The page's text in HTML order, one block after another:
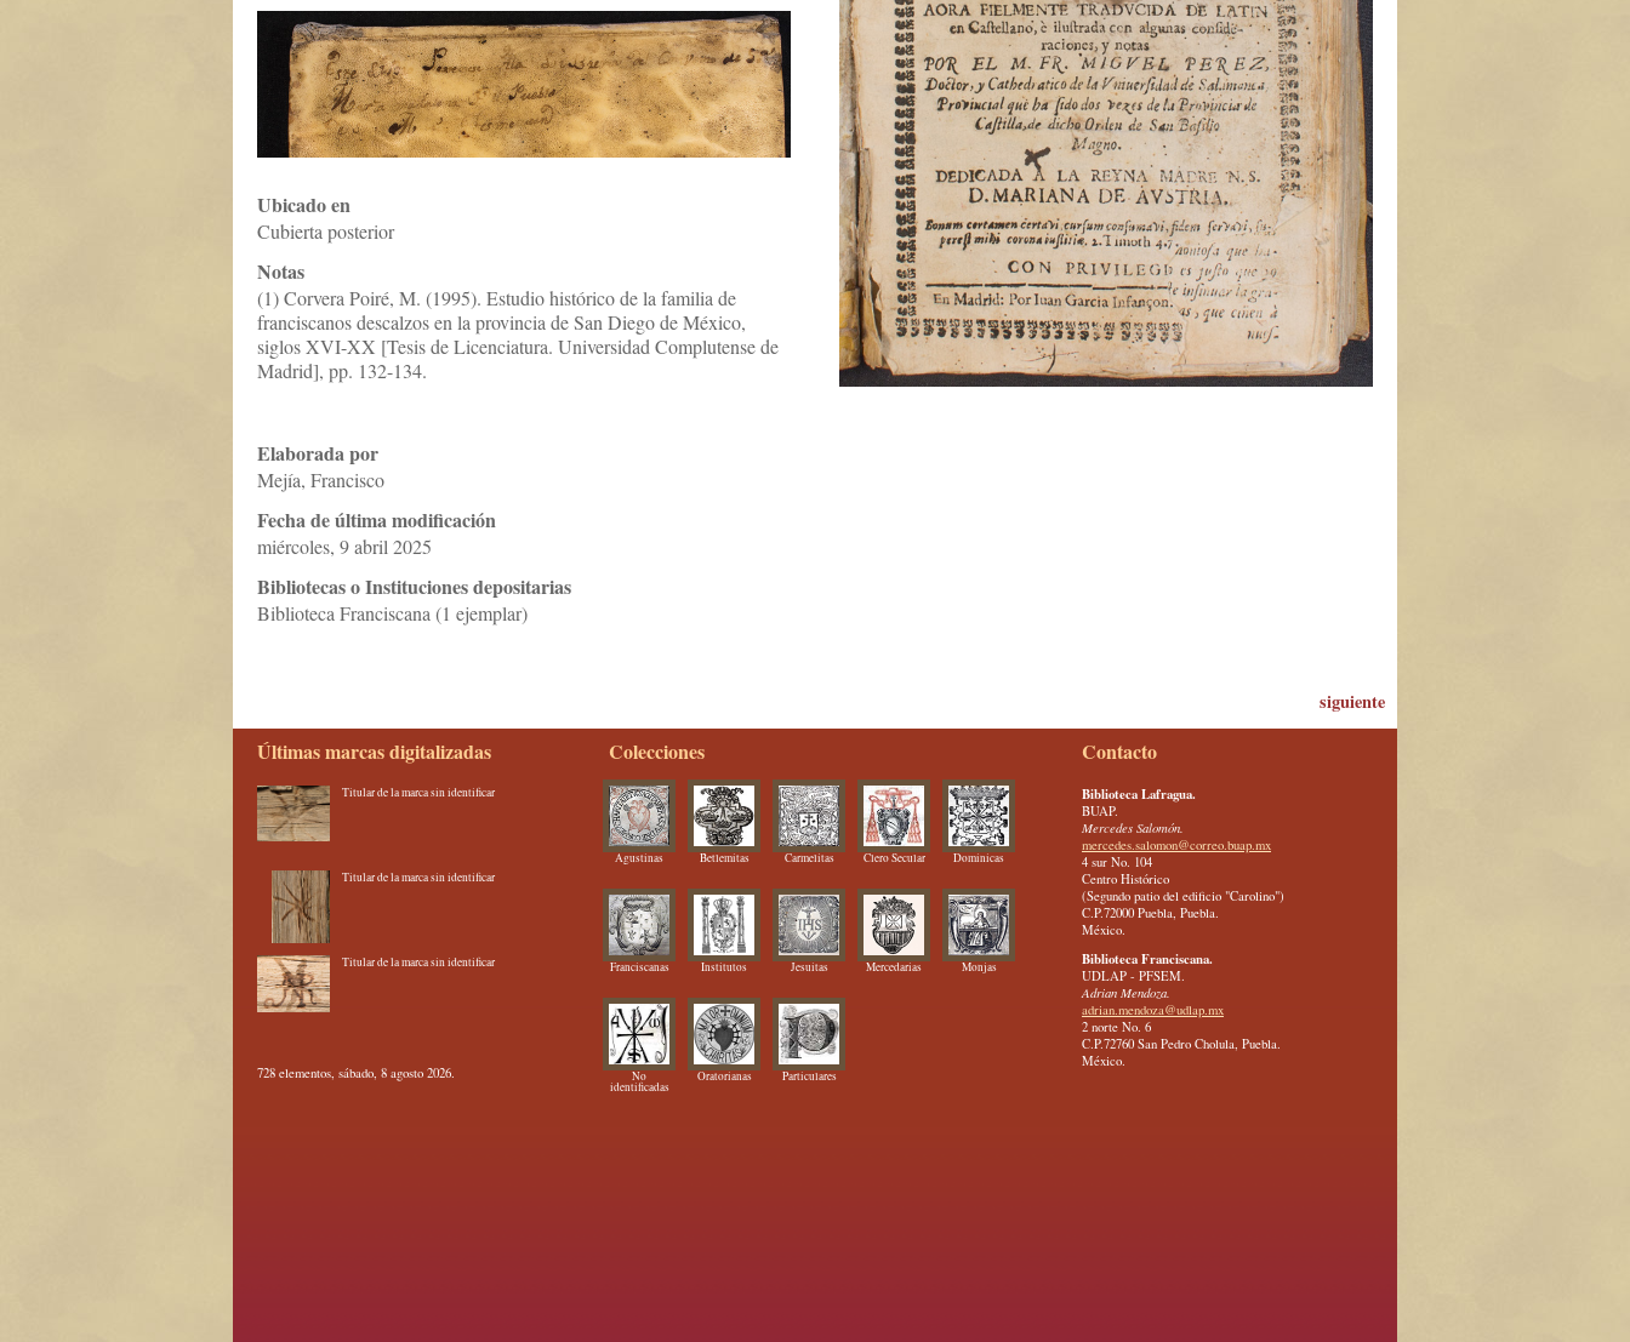
Ubicado en
Cubierta posterior
Notas
(1) Corvera Poiré, M. (1995). Estudio histórico de la familia de
franciscanos descalzos en la provincia de San Diego de México,
siglos XVI-XX [Tesis de Licenciatura. Universidad Complutense de
Madrid], pp. 132-134.
Elaborada por
Mejía, Francisco
Fecha de última modificación
miércoles, 9 abril 2025
Bibliotecas o Instituciones depositarias
Biblioteca Franciscana (1 ejemplar)
siguiente
Últimas marcas digitalizadas
Titular de la marca sin identificar
Titular de la marca sin identificar
Titular de la marca sin identificar
728 elementos, sábado, 8 agosto 2026.
Colecciones
Agustinas Betlemitas Carmelitas Clero Secular Dominicas
Franciscanas Institutos Jesuitas Mercedarias Monjas
No
identificadas
Oratorianas Particulares
Contacto
Biblioteca Lafragua.
BUAP.
Mercedes Salomón.
mercedes.salomon@correo.buap.mx
4 sur No. 104
Centro Histórico
(Segundo patio del edificio "Carolino")
C.P.72000 Puebla, Puebla.
México.
Biblioteca Franciscana.
UDLAP - PFSEM.
Adrian Mendoza.
adrian.mendoza@udlap.mx
2 norte No. 6
C.P.72760 San Pedro Cholula, Puebla.
México.